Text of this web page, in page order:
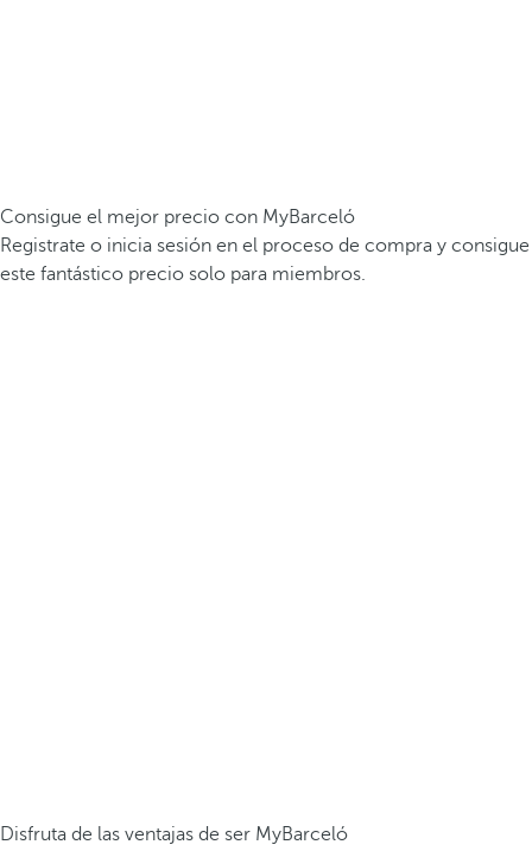
Consigue el mejor precio con MyBarceló
Registrate o inicia sesión en el proceso de compra y consigue
este fantástico precio solo para miembros.
Disfruta de las ventajas de ser MyBarceló